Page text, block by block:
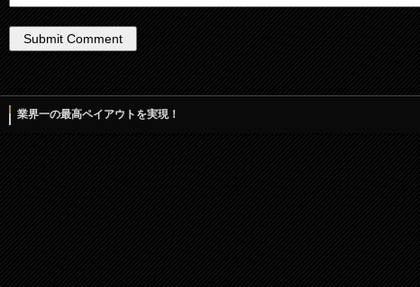
業界一の最高ペイアウトを実現！